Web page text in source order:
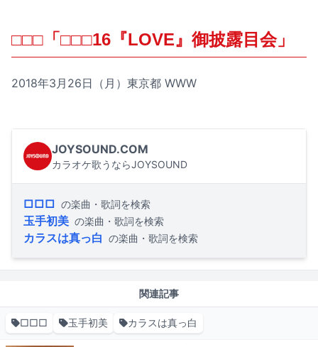
□□□「□□□16『LOVE』御披露目会」
2018年3月26日（月）東京都 WWW
JOYSOUND.COM
カラオケ歌うならJOYSOUND
□□□ の楽曲・歌詞を検索
玉手初美 の楽曲・歌詞を検索
カラスは真っ白 の楽曲・歌詞を検索
関連記事
□□□ 玉手初美 カラスは真っ白